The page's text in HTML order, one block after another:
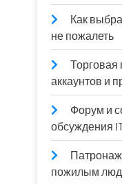
Как
не пожалеть
аккаунтов и
Форум и
обсуждения
пожилым